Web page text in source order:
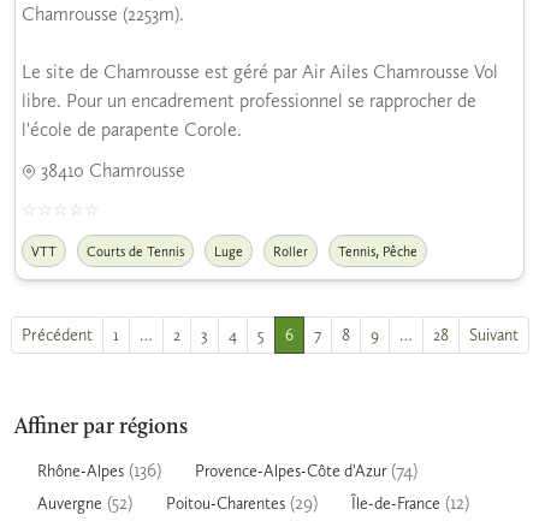
Affiner par régions
Rhône-Alpes (136) Provence-Alpes-Côte d'Azur(74)
Auvergne (52) Poitou-Charentes (29) Île-de-France (12)
Chamrousse (2253m).
Le site de Chamrousse est géré par Air Ailes Chamrousse Vol
libre. Pour un encadrement professionnel se rapprocher de
l'école de parapente Corole.
38410 Chamrousse
VTT Courts de Tennis Luge Roller Tennis, Pêche
Précédent 1 … 2 3 4 5 6 7 8 9 … 28 Suivant